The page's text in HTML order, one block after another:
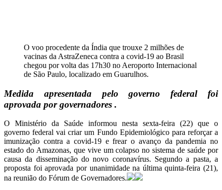
O voo procedente da Índia que trouxe 2 milhões de
vacinas da AstraZeneca contra a covid-19 ao Brasil
chegou por volta das 17h30 no Aeroporto Internacional
de São Paulo, localizado em Guarulhos.
Medida apresentada pelo governo federal foi
aprovada por governadores .
O Ministério da Saúde informou nesta sexta-feira (22) que o
governo federal vai criar um Fundo Epidemiológico para reforçar a
imunização contra a covid-19 e frear o avanço da pandemia no
estado do Amazonas, que vive um colapso no sistema de saúde por
causa da disseminação do novo coronavírus. Segundo a pasta, a
proposta foi aprovada por unanimidade na última quinta-feira (21),
na reunião do Fórum de Governadores.